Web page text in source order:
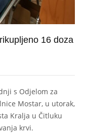
16 doza
s Odjelom za
Mostar, u utorak,
Kralja u Čitluku
krvi.